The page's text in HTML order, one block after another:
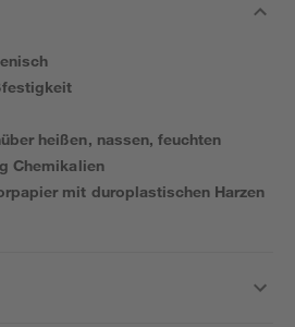
heißen, nassen, feuchten
Chemikalien
mit duroplastischen Harzen